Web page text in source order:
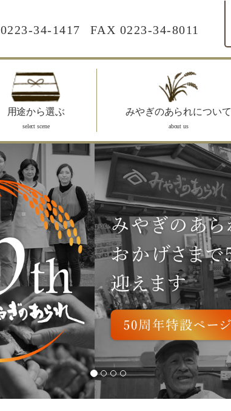
0223-34-1417 FAX 0223-34-8011
用途から選ぶ
select scene
みやぎのあられについて
about us